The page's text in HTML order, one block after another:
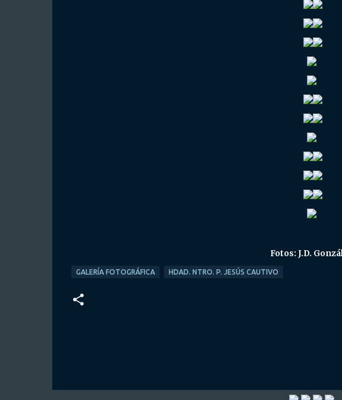
Fotos: J.D.
GALERÍA FOTOGRÁFICA HDAD. NTRO. P. JESÚS CAUTIVO